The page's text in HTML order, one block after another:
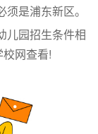
是浦东新区。
园招生条件相
网查看!